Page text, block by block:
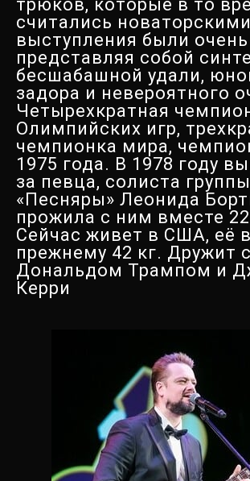
трюков, которые в то
считались
выступления были
представляя собой
бесшабашной удали,
задора и невероятного
Четырехкратная
Олимпийских игр,
чемпионка мира,
1975 года. В 1978 году
за певца, солиста группы
«Песняры» Леонида
прожила с ним вместе
Сейчас живет в США, её
прежнему 42 кг. Дружит с
Дональдом Трампом и
Керри